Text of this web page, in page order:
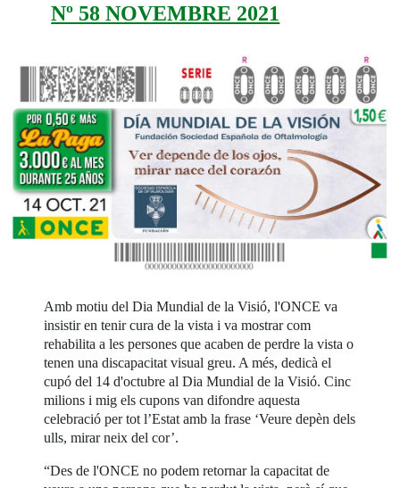
Nº 58 NOVEMBRE 2021
Amb motiu del Dia Mundial de la Visió, l'ONCE va
insistir en tenir cura de la vista i va mostrar com
rehabilita a les persones que acaben de perdre la vista o
tenen una discapacitat visual greu. A més, dedicà el
cupó del 14 d'octubre al Dia Mundial de la Visió. Cinc
milions i mig els cupons van difondre aquesta
celebració per tot l’Estat amb la frase ‘Veure depèn dels
ulls, mirar neix del cor’.
“Des de l'ONCE no podem retornar la capacitat de